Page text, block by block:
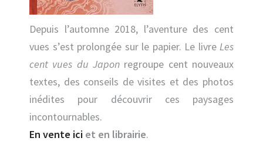
Depuis l’automne 2018, l’aventure des cent
vues s’est prolongée sur le papier. Le livre Les
cent vues du Japon regroupe cent nouveaux
textes, des conseils de visites et des photos
inédites pour découvrir ces paysages
incontournables.
En vente ici et en librairie.